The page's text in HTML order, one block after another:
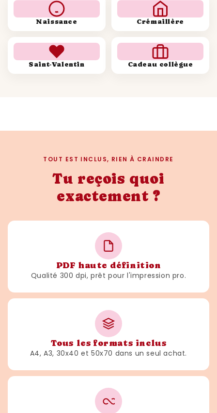
commun, et un héritage à transmettre aux
générations futures. Invitez l'histoire et la
beauté dans votre foyer avec notre affiche
dédiée à célébrer et commémorer votre
union remarquable.
Naissance Crémaillère
Saint-Valentin Cadeau collègue
TOUT EST INCLUS, RIEN À CRAINDRE
Tu reçois quoi
exactement ?
PDF haute définition
Qualité 300 dpi, prêt pour l'impression pro.
Tous les formats inclus
A4, A3, 30x40 et 50x70 dans un seul achat.